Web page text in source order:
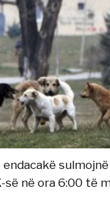
së në ora 6:00 të